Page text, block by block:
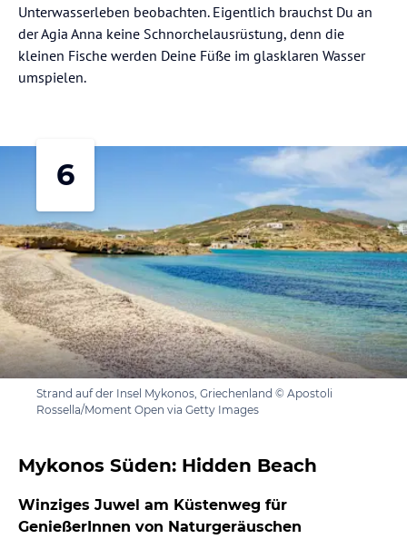
Unterwasserleben beobachten. Eigentlich brauchst Du an
der Agia Anna keine Schnorchelausrüstung, denn die
kleinen Fische werden Deine Füße im glasklaren Wasser
umspielen.
6
Strand auf der Insel Mykonos, Griechenland © Apostoli
Rossella/Moment Open via Getty Images
Mykonos Süden: Hidden Beach
Winziges Juwel am Küstenweg für
GenießerInnen von Naturgeräuschen